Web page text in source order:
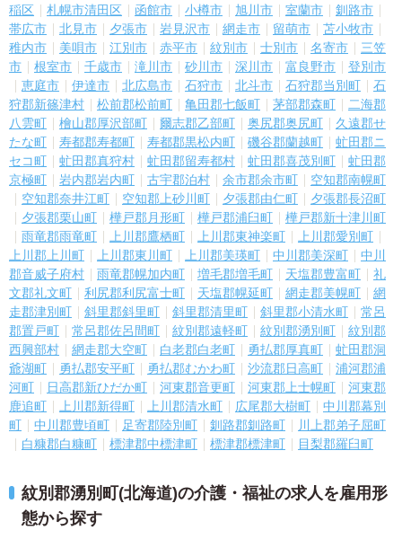
稲区
札幌市清田区 函館市 小樽市 旭川市 室蘭市
釧路市
帯広市
北見市 夕張市 岩見沢市 網走市 留萌市
苫小牧市
稚内市
美唄市 江別市 赤平市 紋別市 士別市 名寄市
三笠
市
根室市 千歳市 滝川市 砂川市 深川市 富良野市
登別市
恵庭市
伊達市 北広島市 石狩市 北斗市 石狩郡当別町
石
狩郡新篠津村
松前郡松前町 亀田郡七飯町 茅部郡森町
二海郡
八雲町
檜山郡厚沢部町 爾志郡乙部町 奥尻郡奥尻町
久遠郡せ
たな町
寿都郡寿都町 寿都郡黒松内町 磯谷郡蘭越町
虻田郡ニ
セコ町
虻田郡真狩村 虻田郡留寿都村 虻田郡喜茂別町
虻田郡
京極町
岩内郡岩内町 古宇郡泊村 余市郡余市町
空知郡南幌町
空知郡奈井江町
空知郡上砂川町 夕張郡由仁町
夕張郡長沼町
夕張郡栗山町
樺戸郡月形町 樺戸郡浦臼町
樺戸郡新十津川町
雨竜郡雨竜町
上川郡鷹栖町 上川郡東神楽町
上川郡愛別町
上川郡上川町
上川郡東川町 上川郡美瑛町 中川郡美深町
中川
郡音威子府村
雨竜郡幌加内町 増毛郡増毛町 天塩郡豊富町
礼
文郡礼文町
利尻郡利尻富士町 天塩郡幌延町 網走郡美幌町
網
走郡津別町
斜里郡斜里町 斜里郡清里町 斜里郡小清水町
常呂
郡置戸町
常呂郡佐呂間町 紋別郡遠軽町 紋別郡湧別町
紋別郡
西興部村
網走郡大空町 白老郡白老町 勇払郡厚真町
虻田郡洞
爺湖町
勇払郡安平町 勇払郡むかわ町 沙流郡日高町
浦河郡浦
河町
日高郡新ひだか町 河東郡音更町 河東郡上士幌町
河東郡
鹿追町
上川郡新得町 上川郡清水町 広尾郡大樹町
中川郡幕別
町
中川郡豊頃町 足寄郡陸別町 釧路郡釧路町
川上郡弟子屈町
白糠郡白糠町
標津郡中標津町 標津郡標津町 目梨郡羅臼町
紋別郡湧別町(北海道)の介護・福祉の求人を雇用形
態から探す